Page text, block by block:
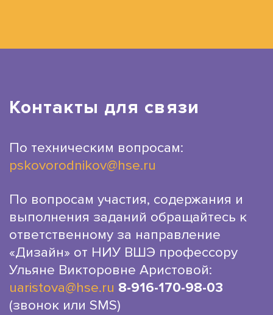
Контакты для связи
По техническим вопросам:
pskovorodnikov@hse.ru
По вопросам участия, содержания и
выполнения заданий обращайтесь к
ответственному за направление
«Дизайн» от НИУ ВШЭ профессору
Ульяне Викторовне Аристовой:
uaristova@hse.ru 8-916-170-98-03
(звонок или SMS)